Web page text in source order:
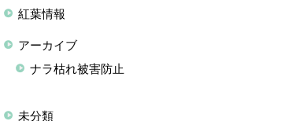
紅葉情報
アーカイブ
ナラ枯れ被害防止
未分類